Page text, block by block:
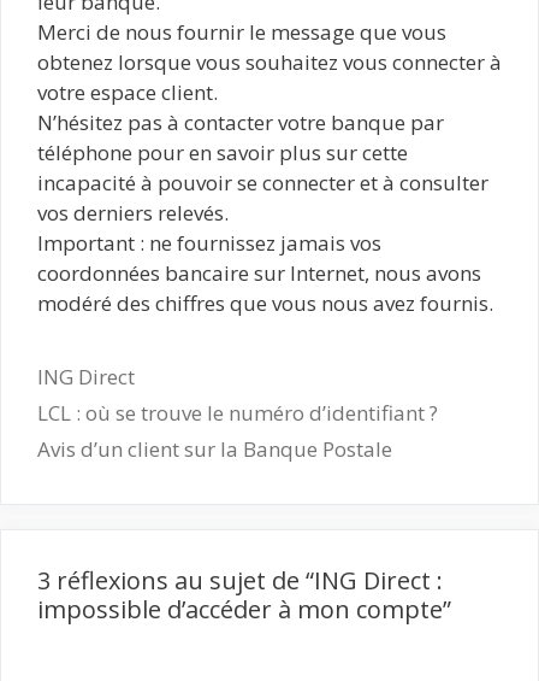
Merci de nous fournir le message que vous
obtenez lorsque vous souhaitez vous connecter à
votre espace client.
N’hésitez pas à contacter votre banque par
téléphone pour en savoir plus sur cette
incapacité à pouvoir se connecter et à consulter
vos derniers relevés.
Important : ne fournissez jamais vos
coordonnées bancaire sur Internet, nous avons
modéré des chiffres que vous nous avez fournis.
Catégories
ING Direct
LCL : où se trouve le numéro d’identifiant ?
Avis d’un client sur la Banque Postale
3 réflexions au sujet de “ING Direct :
impossible d’accéder à mon compte”